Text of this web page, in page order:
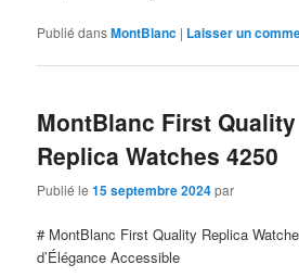
Publié dansMontBlanc | Laisser un
MontBlanc First Quality
Replica Watches 4250
Publié le15 septembre 2024par
# MontBlanc First Quality Replica
d’Élégance Accessible